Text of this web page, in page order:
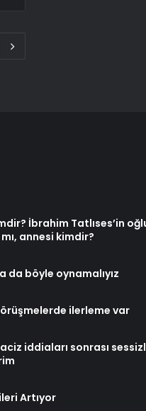
İbrahim Tatlıses’in
annesi kimdir?
da böyle oynamalıyız
ilerleme var
iddiaları sonrası
Artıyor